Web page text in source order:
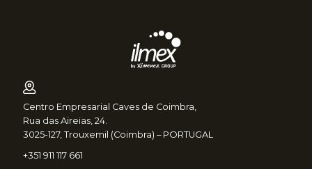
Centro Empresarial Caves de Coimbra,
Rua das Aireias, 24.
3025-127, Trouxemil (Coimbra) – PORTUGAL
+351 911 117 661